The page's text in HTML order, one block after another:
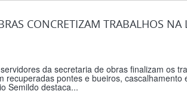
CONCRETIZAM TRABALHOS
da secretaria de obras finalizam os
recuperadas pontes e bueiros,
Semildo destaca...